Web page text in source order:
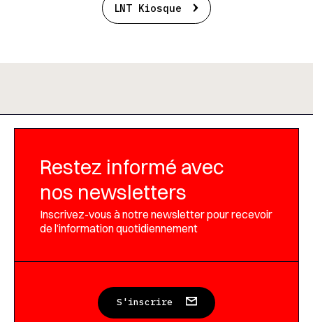
LNT Kiosque
Restez informé avec
nos newsletters
Inscrivez-vous à notre newsletter pour recevoir
de l’information quotidiennement
S'inscrire